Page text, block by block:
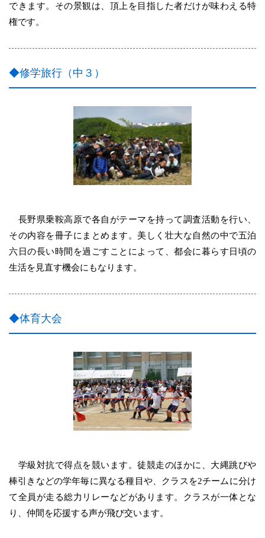
できます。その景観は、頂上を目指した者だけが味わえる特
権です。
◆修学旅行（中３）
長野県乗鞍高原で各自がテーマを持って調査活動を行い、
その内容を冊子にまとめます。美しく壮大な自然の中で五泊
六日の長い時間を過ごすことによって、都会に暮らす日頃の
生活を見直す機会にもなります。
◆体育大会
学級対抗で得点を競います。徒競走のほかに、大縄跳びや
棒引きなどの学年毎に異なる種目や、クラスを2チームに分け
て全員が走る総力リレーなどがあります。クラスが一体とな
り、仲間を応援する声が飛び交います。